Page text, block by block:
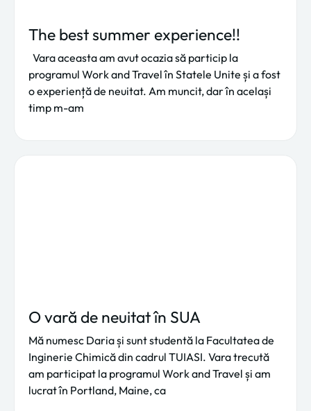
The best summer experience!!
Vara aceasta am avut ocazia să particip la
programul Work and Travel în Statele Unite și a fost
o experiență de neuitat. Am muncit, dar în același
timp m-am
O vară de neuitat în SUA
Mă numesc Daria și sunt studentă la Facultatea de
Inginerie Chimică din cadrul TUIASI. Vara trecută
am participat la programul Work and Travel și am
lucrat în Portland, Maine, ca